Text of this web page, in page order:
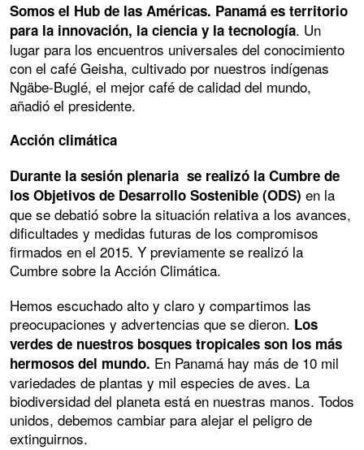
Somos el Hub de las Américas. Panamá es territorio
para la innovación, la ciencia y la tecnología. Un
lugar para los encuentros universales del conocimiento
con el café Geisha, cultivado por nuestros indígenas
Ngäbe-Buglé, el mejor café de calidad del mundo,
añadió el presidente.
Acción climática
Durante la sesión plenaria se realizó la Cumbre de
los Objetivos de Desarrollo Sostenible (ODS) en la
que se debatió sobre la situación relativa a los avances,
dificultades y medidas futuras de los compromisos
firmados en el 2015. Y previamente se realizó la
Cumbre sobre la Acción Climática.
Hemos escuchado alto y claro y compartimos las
preocupaciones y advertencias que se dieron. Los
verdes de nuestros bosques tropicales son los más
hermosos del mundo. En Panamá hay más de 10 mil
variedades de plantas y mil especies de aves. La
biodiversidad del planeta está en nuestras manos. Todos
unidos, debemos cambiar para alejar el peligro de
extinguirnos.